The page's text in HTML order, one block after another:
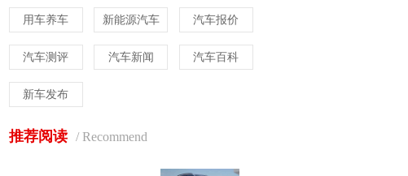
用车养车 新能源汽车 汽车报价
汽车测评 汽车新闻 汽车百科
新车发布
推荐阅读 / Recommend